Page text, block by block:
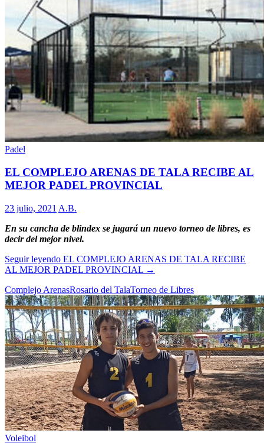
Padel
EL COMPLEJO ARENAS DE TALA RECIBE AL
MEJOR PADEL PROVINCIAL
23 julio, 2021 A.B.
En su cancha de blindex se jugará un nuevo torneo de libres, es
decir del mejor nivel.
Seguir leyendo EL COMPLEJO ARENAS DE TALA RECIBE
AL MEJOR PADEL PROVINCIAL →
Complejo ArenasRosario del TalaTorneo de Libres
Voleibol